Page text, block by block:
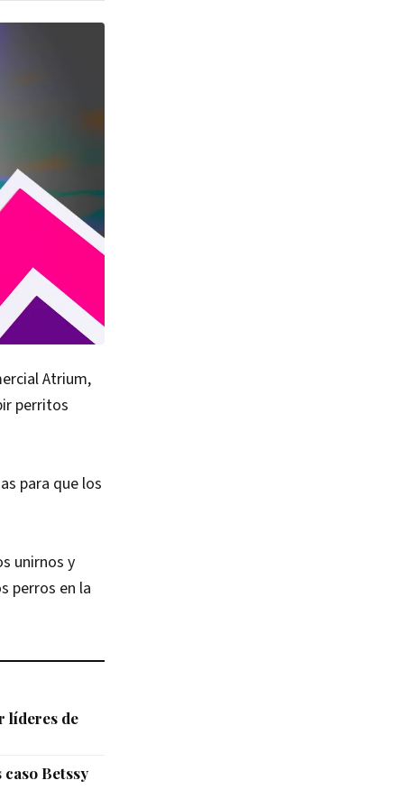
Atrium,
perritos
para que los
unirnos y
perros en la
líderes de
Betssy